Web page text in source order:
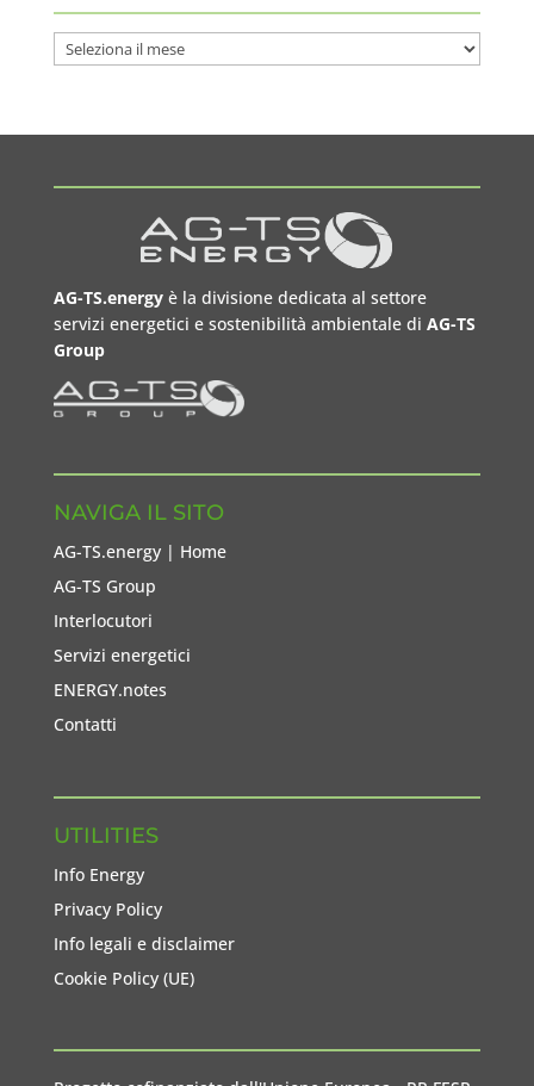
Archivi
AG-TS.energyè la divisione dedicata al settore
servizi energetici e sostenibilità ambientale di AG-TS
Group
NAVIGA IL SITO
AG-TS.energy | Home
AG-TS Group
Interlocutori
Servizi energetici
ENERGY.notes
Contatti
UTILITIES
Info Energy
Privacy Policy
Info legali e disclaimer
Cookie Policy (UE)